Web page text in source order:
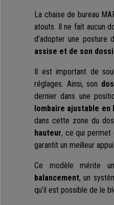
La chaise de bureau
atouts. Il ne fait aucun
d’adopter une posture
assise et de son
Il est important de
réglages. Ainsi, son
dernier dans une
lombaire ajustable en
dans cette zone du
hauteur, ce qui permet
garantit un meilleur appui.
Ce modèle mérite
balancement, un
qu’il est possible de le